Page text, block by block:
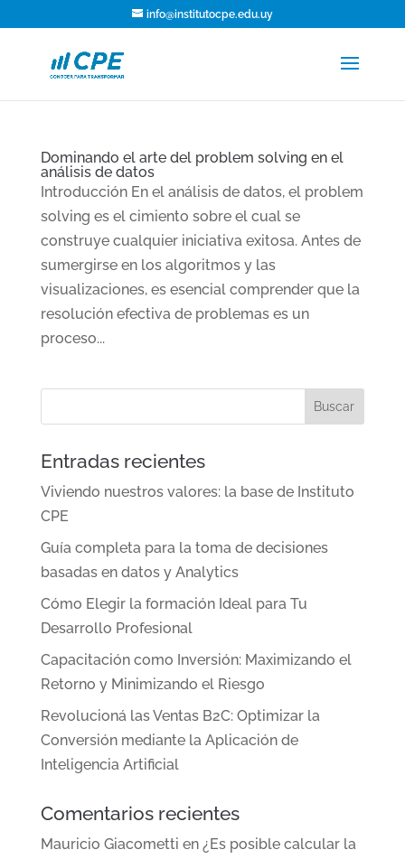
info@institutocpe.edu.uy
Dominando el arte del problem solving en el
análisis de datos
Introducción En el análisis de datos, el problem
solving es el cimiento sobre el cual se
construye cualquier iniciativa exitosa. Antes de
sumergirse en los algoritmos y las
visualizaciones, es esencial comprender que la
resolución efectiva de problemas es un
proceso...
Entradas recientes
Viviendo nuestros valores: la base de Instituto
CPE
Guía completa para la toma de decisiones
basadas en datos y Analytics
Cómo Elegir la formación Ideal para Tu
Desarrollo Profesional
Capacitación como Inversión: Maximizando el
Retorno y Minimizando el Riesgo
Revolucioná las Ventas B2C: Optimizar la
Conversión mediante la Aplicación de
Inteligencia Artificial
Comentarios recientes
Mauricio Giacometti en ¿Es posible calcular la